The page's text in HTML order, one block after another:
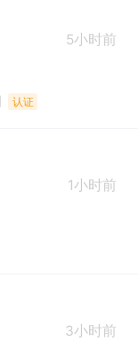
5小时前
认证
1小时前
3小时前